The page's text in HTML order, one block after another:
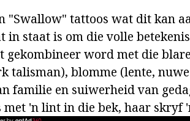
"Swallow" tattoos wat dit kan
in staat is om die volle
gekombineer word met die
talisman), blomme (lente,
familie en suiwerheid van
met 'n lint in die bek, haar skryf